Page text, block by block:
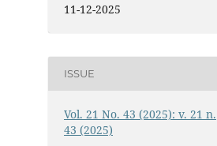
11-12-2025
ISSUE
Vol. 21 No. 43 (2025): v. 21 n.
43 (2025)